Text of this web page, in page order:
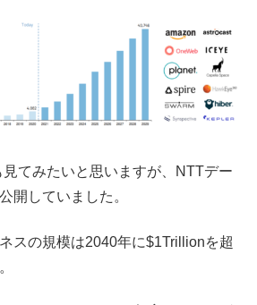
てみたいと思いますが、NTTデー
開していました。
スの規模は2040年に$1Trillionを超